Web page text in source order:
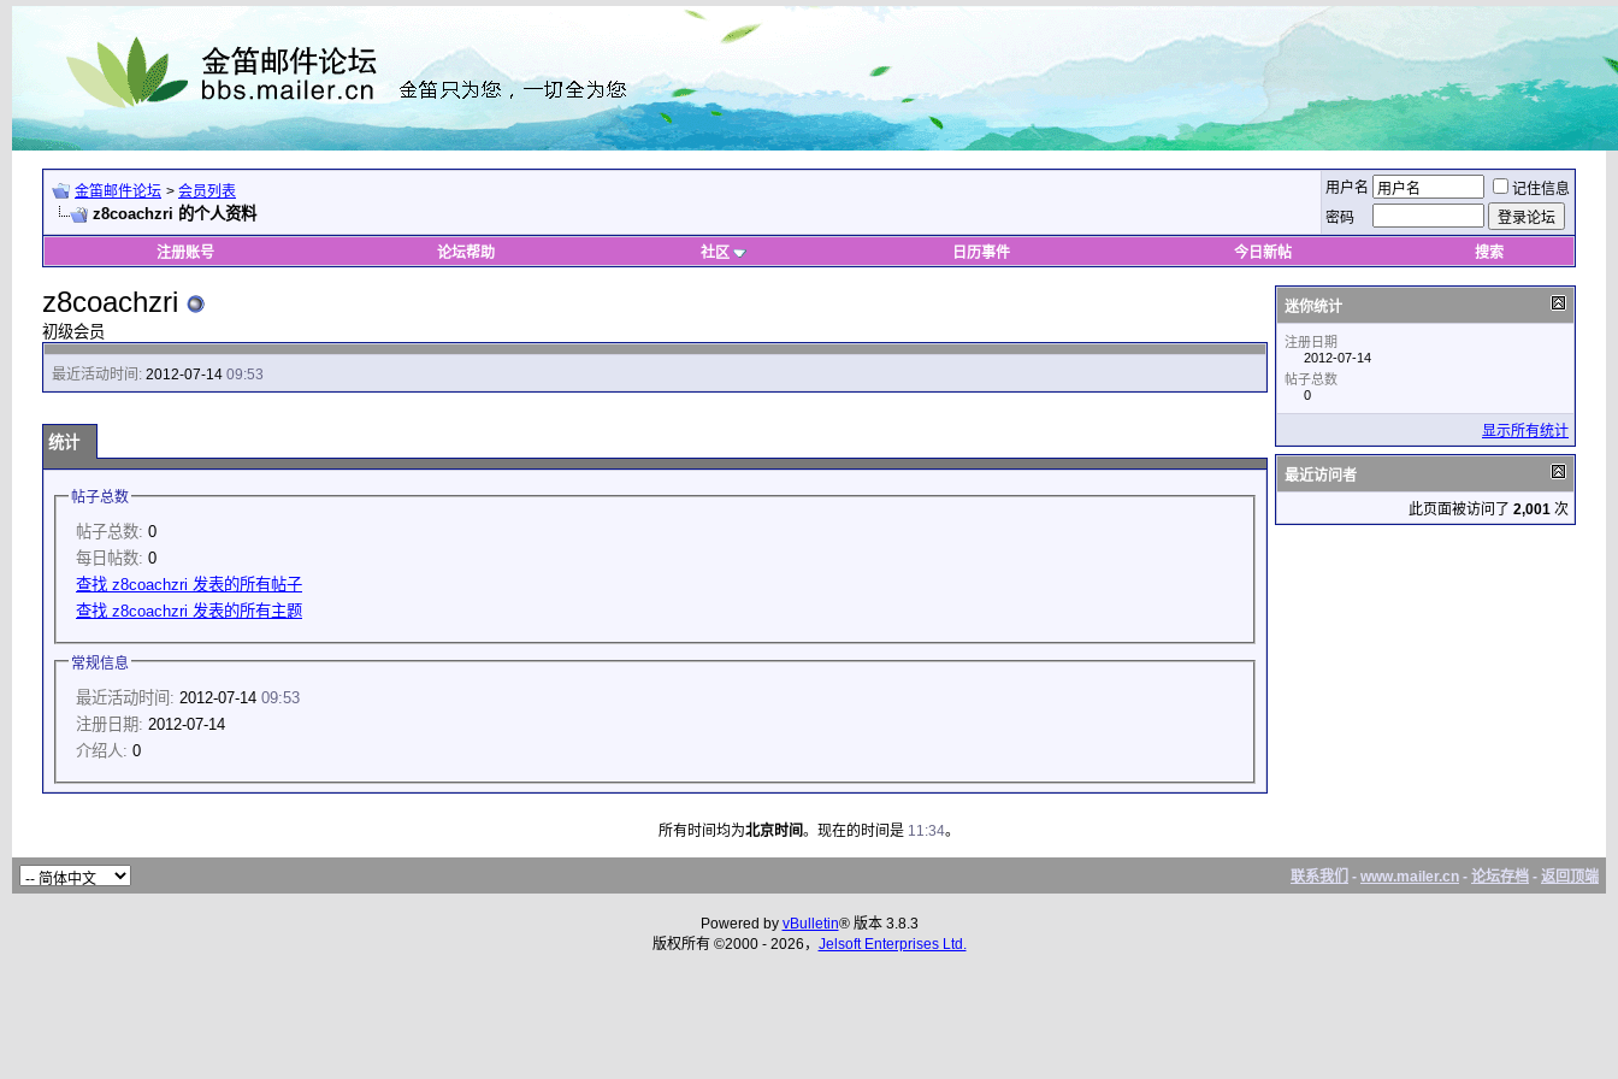
金笛邮件论坛 > 会员列表
z8coachzri 的个人资料
用户名
记住信息
密码
注册账号 论坛帮助 社区 日历事件 今日新帖 搜索
z8coachzri
初级会员
最近活动时间: 2012-07-14 09:53
统计
帖子总数
帖子总数: 0
每日帖数: 0
查找 z8coachzri 发表的所有帖子
查找 z8coachzri 发表的所有主题
常规信息
最近活动时间: 2012-07-14 09:53
注册日期: 2012-07-14
介绍人: 0
迷你统计
注册日期
2012-07-14
帖子总数
0
显示所有统计
最近访问者
此页面被访问了 2,001 次
所有时间均为北京时间。现在的时间是 11:34。
联系我们 - www.mailer.cn - 论坛存档 - 返回顶端
Powered by vBulletin® 版本 3.8.3
版权所有 ©2000 - 2026， Jelsoft Enterprises Ltd.